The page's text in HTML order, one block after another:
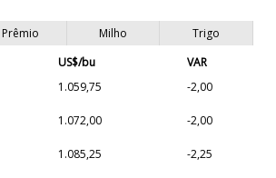
Prêmio Milho
Trigo
US$/bu
VAR
1.059,75 -2,00
1.072,00 -2,00
1.085,25 -2,25